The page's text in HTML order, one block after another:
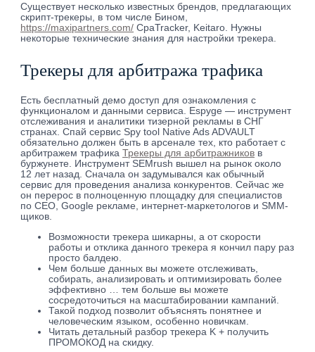
Существует несколько известных брендов, предлагающих
скрипт-трекеры, в том числе Бином,
https://maxipartners.com/ CpaTracker, Keitaro. Нужны
некоторые технические знания для настройки трекера.
Трекеры для арбитража трафика
Есть бесплатный демо доступ для ознакомления с
функционалом и данными сервиса. Espyge — инструмент
отслеживания и аналитики тизерной рекламы в СНГ
странах. Спай сервис Spy tool Native Ads ADVAULT
обязательно должен быть в арсенале тех, кто работает с
арбитражем трафикаТрекеры для арбитражников в
буржунете. Инструмент SEMrush вышел на рынок около
12 лет назад. Сначала он задумывался как обычный
сервис для проведения анализа конкурентов. Сейчас же
он перерос в полноценную площадку для специалистов
по СЕО, Google рекламе, интернет-маркетологов и SMM-
щиков.
Возможности трекера шикарны, а от скорости
работы и отклика данного трекера я кончил пару раз
просто балдею.
Чем больше данных вы можете отслеживать,
собирать, анализировать и оптимизировать более
эффективно … тем больше вы можете
сосредоточиться на масштабировании кампаний.
Такой подход позволит объяснять понятнее и
человеческим языком, особенно новичкам.
Читать детальный разбор трекера K + получить
ПРОМОКОД на скидку.